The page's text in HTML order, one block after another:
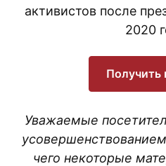
активистов после
2020
Уважаемые
чего некоторые